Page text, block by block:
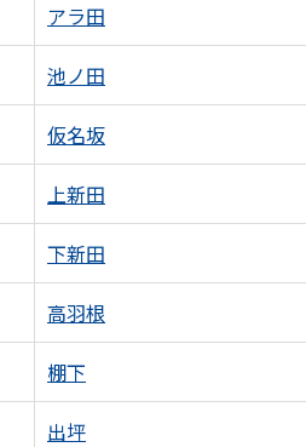
アラ田
池ノ田
仮名坂
上新田
下新田
高羽根
棚下
出坪